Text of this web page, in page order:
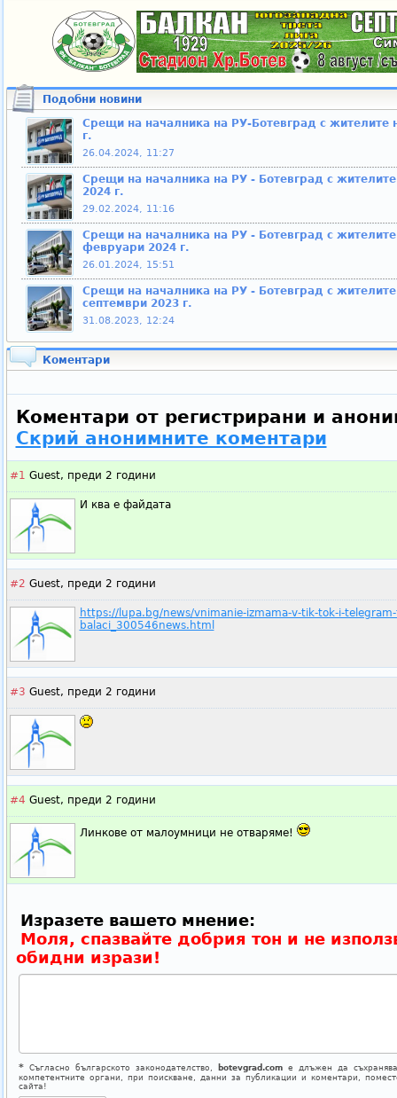
Подобни новини
Срещи на началника на РУ-Ботевград с жителите
г.
26.04.2024, 11:27
Срещи на началника на РУ - Ботевград с
2024 г.
29.02.2024, 11:16
Срещи на началника на РУ - Ботевград с
февруари 2024 г.
26.01.2024, 15:51
Срещи на началника на РУ - Ботевград с
септември 2023 г.
31.08.2023, 12:24
Коментари
Коментари от регистрирани и
Скрий анонимните коментари
#1 Guest, преди 2 години
И ква е файдата
#2 Guest, преди 2 години
https://lupa.bg/news/vnimanie-izmama-v-tik-tok-i-
balaci_300546news.html
#3 Guest, преди 2 години
#4 Guest, преди 2 години
Линкове от малоумници не отваряме!
Изразете вашето мнение:
Моля, спазвайте добрия тон и не
обидни изрази!
*Съгласно българското законодателство, botevgrad.comе длъжен да
компетентните органи, при поискване, данни за публикации и коментари,
сайта!